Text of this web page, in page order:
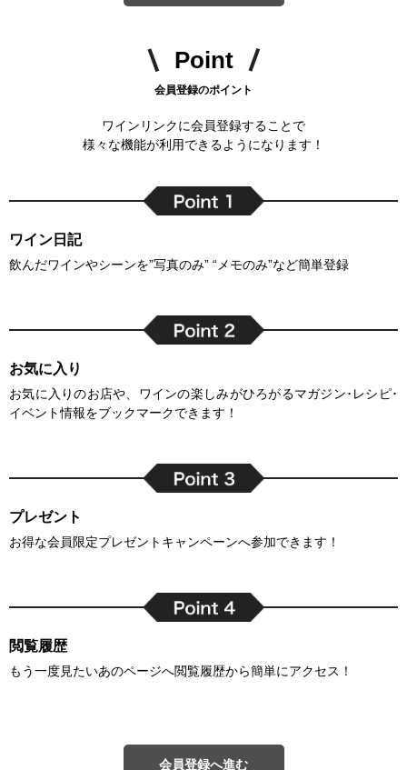
Point
会員登録のポイント
ワインリンクに会員登録することで
様々な機能が利用できるようになります！
ワイン日記
飲んだワインやシーンを”写真のみ” “メモのみ”など簡単登録
お気に入り
お気に入りのお店や、ワインの楽しみがひろがるマガジン･レシピ･
イベント情報をブックマークできます！
プレゼント
お得な会員限定プレゼントキャンペーンへ参加できます！
閲覧履歴
もう一度見たいあのページへ閲覧履歴から簡単にアクセス！
会員登録へ進む